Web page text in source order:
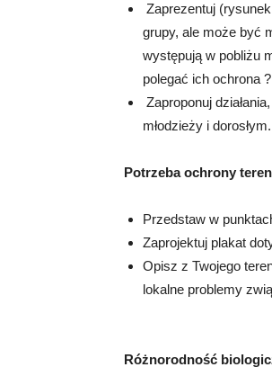
Zaprezentuj
grupy, ale może być
występują w pobliżu
polegać ich ochrona ?
Zaproponuj
młodzieży i dorosłym.
Potrzeba ochrony
Przedstaw w
Zaprojektuj plakat
Opisz z Twojego
lokalne problemy
Różnorodność